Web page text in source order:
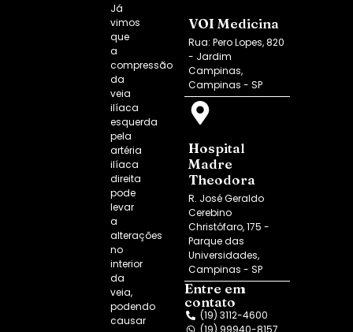
Já
vimos
que
a
compressão
da
veia
ilíaca
esquerda
pela
artéria
ilíaca
direita
pode
levar
a
alterações
no
interior
da
veia,
podendo
causar
VOI Medicina
Rua: Pero Lopes, 820
- Jardim
Campinas,
Campinas - SP
Hospital
Madre
Theodora
R. José Geraldo
Cerebino
Christófaro, 175 -
Parque das
Universidades,
Campinas - SP
Entre em
contato
(19) 3112-4600
(19) 99940-8157